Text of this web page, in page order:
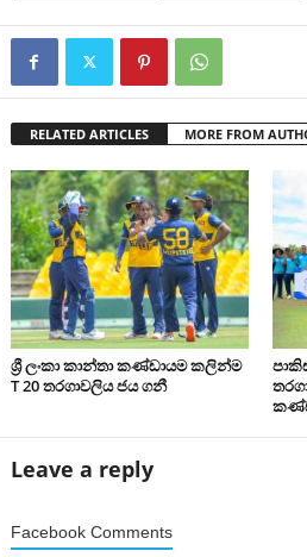
RELATED ARTICLES MORE FROM
ශ්‍රී ලංකා කාන්තා කණ්ඩායම කලින්ම
T 20 තරගාවලිය ජය ගනී
Leave a reply
Facebook Comments